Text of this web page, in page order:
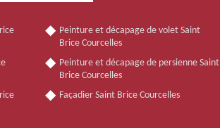
Peinture et décapage de volet Saint
Brice Courcelles
Peinture et décapage de persienne Saint
Brice Courcelles
Façadier Saint Brice Courcelles